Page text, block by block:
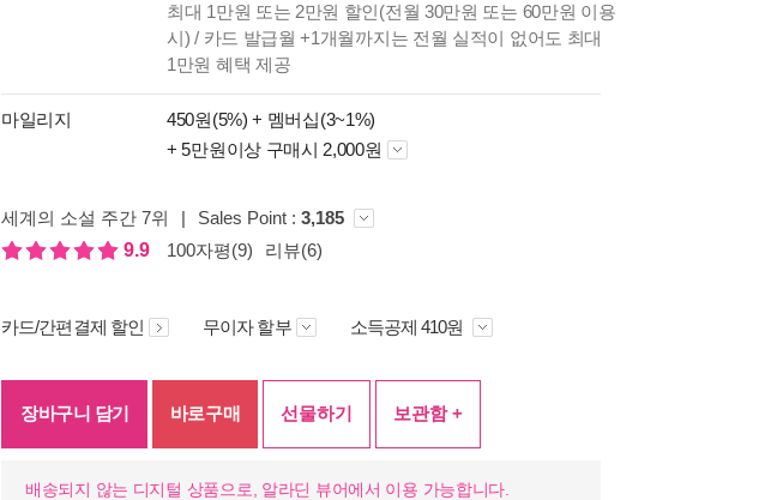
종이책의
입니다.
최대 1만원 또는 2만원 할인(전월 30만원 또는 60만원 이용
시) / 카드 발급월 +1개월까지는 전월 실적이 없어도 최대
1만원 혜택 제공
마일리지 450원(5%) + 멤버십(3~1%)
+ 5만원이상 구매시 2,000원
세계의 소설 주간 7위 | Sales Point : 3,185
9.9
100자평(9) 리뷰(6)
카드/간편결제 할인 무이자 할부 소득공제 410원
장바구니 담기 바로구매 선물하기 보관함 +
배송되지 않는 디지털 상품으로, 알라딘 뷰어에서 이용 가능합니다.